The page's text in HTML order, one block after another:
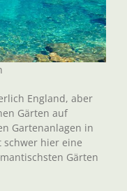
England, aber
Gärten auf
Gartenanlagen in
schwer hier eine
Gärten